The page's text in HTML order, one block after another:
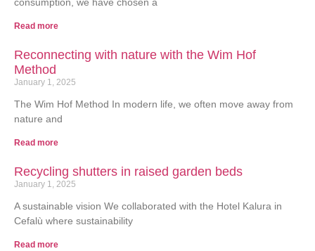
consumption, we have chosen a
Read more
Reconnecting with nature with the Wim Hof
Method
January 1, 2025
The Wim Hof Method In modern life, we often move away from
nature and
Read more
Recycling shutters in raised garden beds
January 1, 2025
A sustainable vision We collaborated with the Hotel Kalura in
Cefalù where sustainability
Read more